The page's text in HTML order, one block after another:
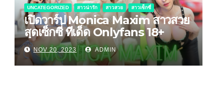
UNCATEGORIZED สาวน่ารัก สาวสวย สาวเซ็กซี่
เปิดวาร์ป Monica Maxim สาวสวย
สุดเซ็กซี่ ทีเด็ด Onlyfans 18+
NOV 20, 2023 ADMIN